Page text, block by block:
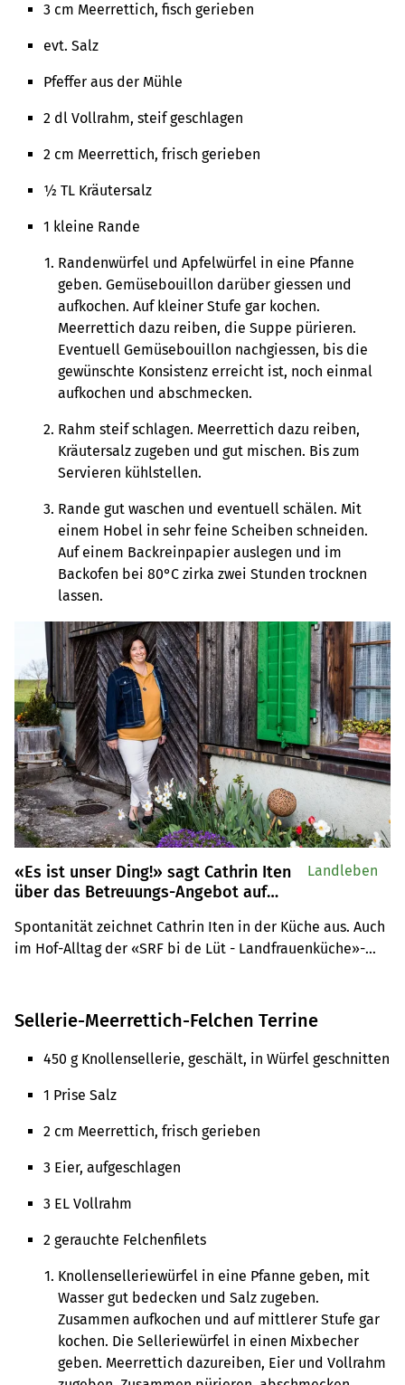
3 cm Meerrettich, fisch gerieben
evt. Salz
Pfeffer aus der Mühle
2 dl Vollrahm, steif geschlagen
2 cm Meerrettich, frisch gerieben
½ TL Kräutersalz
1 kleine Rande
Randenwürfel und Apfelwürfel in eine Pfanne
geben. Gemüsebouillon darüber giessen und
aufkochen. Auf kleiner Stufe gar kochen.
Meerrettich dazu reiben, die Suppe pürieren.
Eventuell Gemüsebouillon nachgiessen, bis die
gewünschte Konsistenz erreicht ist, noch einmal
aufkochen und abschmecken.
Rahm steif schlagen. Meerrettich dazu reiben,
Kräutersalz zugeben und gut mischen. Bis zum
Servieren kühlstellen.
Rande gut waschen und eventuell schälen. Mit
einem Hobel in sehr feine Scheiben schneiden.
Auf einem Backreinpapier auslegen und im
Backofen bei 80°C zirka zwei Stunden trocknen
lassen.
«Es ist unser Ding!» sagt Cathrin Iten
über das Betreuungs-Angebot auf
Spontanität zeichnet Cathrin Iten in der Küche aus. Auch
im Hof-Alltag der «SRF bi de Lüt - Landfrauenküche»-
beeinträchtigte erwachsene Menschen.
Landleben
Sellerie-Meerrettich-Felchen Terrine
450 g Knollensellerie, geschält, in Würfel geschnitten
1 Prise Salz
2 cm Meerrettich, frisch gerieben
3 Eier, aufgeschlagen
3 EL Vollrahm
2 gerauchte Felchenfilets
Knollenselleriewürfel in eine Pfanne geben, mit
Wasser gut bedecken und Salz zugeben.
Zusammen aufkochen und auf mittlerer Stufe gar
kochen. Die Selleriewürfel in einen Mixbecher
geben. Meerrettich dazureiben, Eier und Vollrahm